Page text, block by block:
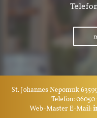
St. Johannes Nepomuk
Telefon: 06050
Web-Master E-Mail: